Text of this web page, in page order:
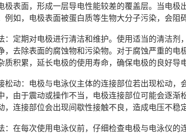
极表面，形成一层导电性能较差的覆盖层。当电
例如，电极表面被蛋白质等生物大分子污染，会阻
：定期对电极进行清洁和维护。使用适当的清洁
，去除表面的腐蚀物和污染物。对于腐蚀严重的
质积累，延长电极的使用寿命，确保电极的良好导
松动：电极与电泳仪主体的连接部位若出现松动
，由于震动或操作不当，电极连接部位可能会逐
，连接部位会出现间歇性接触不良，造成电压不稳定
：在每次使用电泳仪前，仔细检查电极与电泳仪